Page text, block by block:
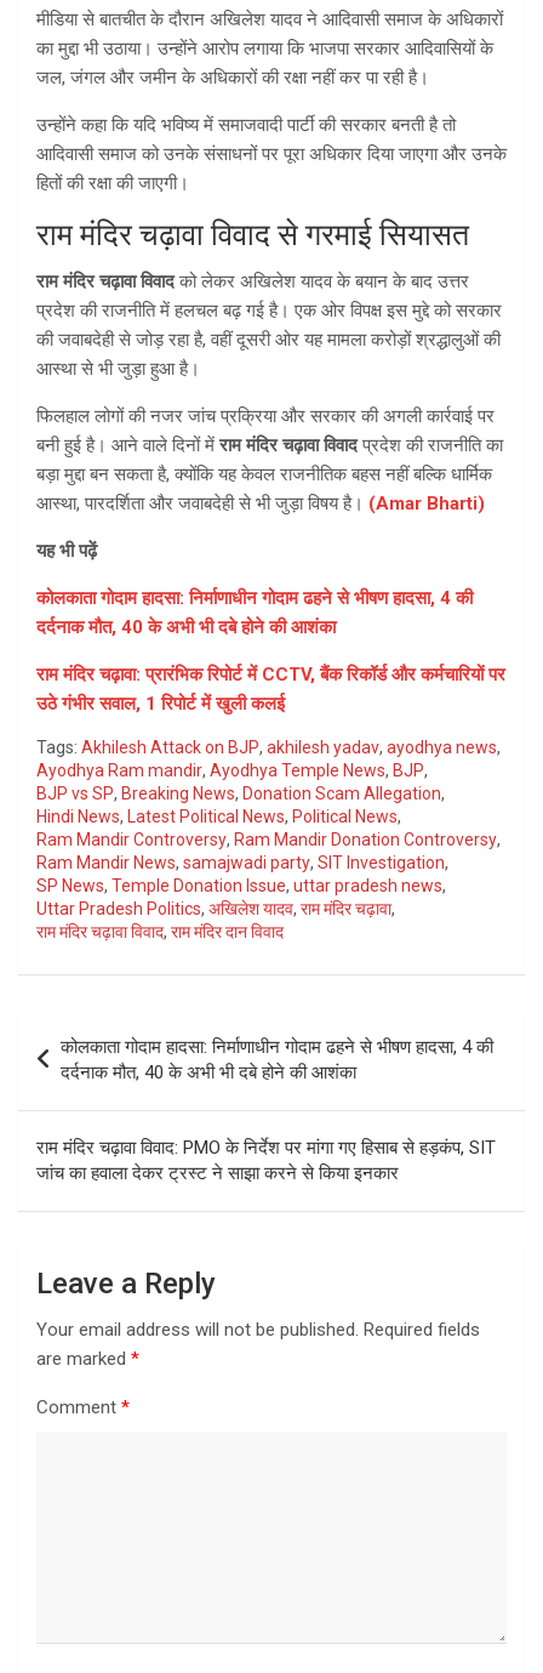
मीडिया से बातचीत के दौरान अखिलेश यादव ने आदिवासी समाज के अधिकारों
का मुद्दा भी उठाया। उन्होंने आरोप लगाया कि भाजपा सरकार आदिवासियों के
जल, जंगल और जमीन के अधिकारों की रक्षा नहीं कर पा रही है।
उन्होंने कहा कि यदि भविष्य में समाजवादी पार्टी की सरकार बनती है तो
आदिवासी समाज को उनके संसाधनों पर पूरा अधिकार दिया जाएगा और उनके
हितों की रक्षा की जाएगी।
राम मंदिर चढ़ावा विवाद से गरमाई सियासत
राम मंदिर चढ़ावा विवादको लेकर अखिलेश यादव के बयान के बाद उत्तर
प्रदेश की राजनीति में हलचल बढ़ गई है। एक ओर विपक्ष इस मुद्दे को सरकार
की जवाबदेही से जोड़ रहा है, वहीं दूसरी ओर यह मामला करोड़ों श्रद्धालुओं की
आस्था से भी जुड़ा हुआ है।
फिलहाल लोगों की नजर जांच प्रक्रिया और सरकार की अगली कार्रवाई पर
बनी हुई है। आने वाले दिनों मेंराम मंदिर चढ़ावा विवादप्रदेश की राजनीति का
बड़ा मुद्दा बन सकता है, क्योंकि यह केवल राजनीतिक बहस नहीं बल्कि धार्मिक
आस्था, पारदर्शिता और जवाबदेही से भी जुड़ा विषय है। (Amar Bharti)
यह भी पढ़ें
कोलकाता गोदाम हादसा: निर्माणाधीन गोदाम ढहने से भीषण हादसा, 4 की
दर्दनाक मौत, 40 के अभी भी दबे होने की आशंका
राम मंदिर चढ़ावा: प्रारंभिक रिपोर्ट में CCTV, बैंक रिकॉर्ड और कर्मचारियों पर
उठे गंभीर सवाल, 1 रिपोर्ट में खुली कलई
Tags: Akhilesh Attack on BJP, akhilesh yadav, ayodhya news,
Ayodhya Ram mandir, Ayodhya Temple News, BJP,
BJP vs SP, Breaking News, Donation Scam Allegation,
Hindi News, Latest Political News, Political News,
Ram Mandir Controversy, Ram Mandir Donation Controversy,
Ram Mandir News, samajwadi party, SIT Investigation,
SP News, Temple Donation Issue, uttar pradesh news,
Uttar Pradesh Politics, अखिलेश यादव, राम मंदिर चढ़ावा,
राम मंदिर चढ़ावा विवाद, राम मंदिर दान विवाद
Post
navigation
कोलकाता गोदाम हादसा: निर्माणाधीन गोदाम ढहने से भीषण हादसा, 4 की
दर्दनाक मौत, 40 के अभी भी दबे होने की आशंका
राम मंदिर चढ़ावा विवाद: PMO के निर्देश पर मांगा गए हिसाब से हड़कंप, SIT
जांच का हवाला देकर ट्रस्ट ने साझा करने से किया इनकार
Leave a Reply
Your email address will not be published. Required fields
are marked *
Comment *